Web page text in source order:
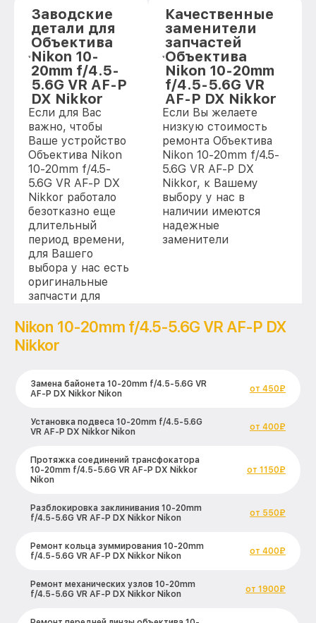
Заводские
детали для
Объектива
Nikon 10-
20mm f/4.5-
5.6G VR AF-P
DX Nikkor
Если для Вас
важно, чтобы
Ваше устройство
Объектива Nikon
10-20mm f/4.5-
5.6G VR AF-P DX
Nikkor работало
безотказно еще
длительный
период времени,
для Вашего
выбора у нас есть
оригинальные
запчасти для
Качественные
заменители
запчастей
Объектива
Nikon 10-20mm
f/4.5-5.6G VR
AF-P DX Nikkor
Если Вы желаете
низкую стоимость
ремонта Объектива
Nikon 10-20mm f/4.5-
5.6G VR AF-P DX
Nikkor, к Вашему
выбору у нас в
наличии имеются
надежные
заменители
Nikon 10-20mm f/4.5-5.6G VR AF-P DX
Nikkor
Замена байонета 10-20mm f/4.5-5.6G VR
AF-P DX Nikkor Nikon
от 450₽
Установка подвеса 10-20mm f/4.5-5.6G
VR AF-P DX Nikkor Nikon
от 400₽
Протяжка соединений трансфокатора
10-20mm f/4.5-5.6G VR AF-P DX Nikkor
Nikon
от 1150₽
Разблокировка заклинивания 10-20mm
f/4.5-5.6G VR AF-P DX Nikkor Nikon
от 550₽
Ремонт кольца зуммирования 10-20mm
f/4.5-5.6G VR AF-P DX Nikkor Nikon
от 400₽
Ремонт механических узлов 10-20mm
f/4.5-5.6G VR AF-P DX Nikkor Nikon
от 1900₽